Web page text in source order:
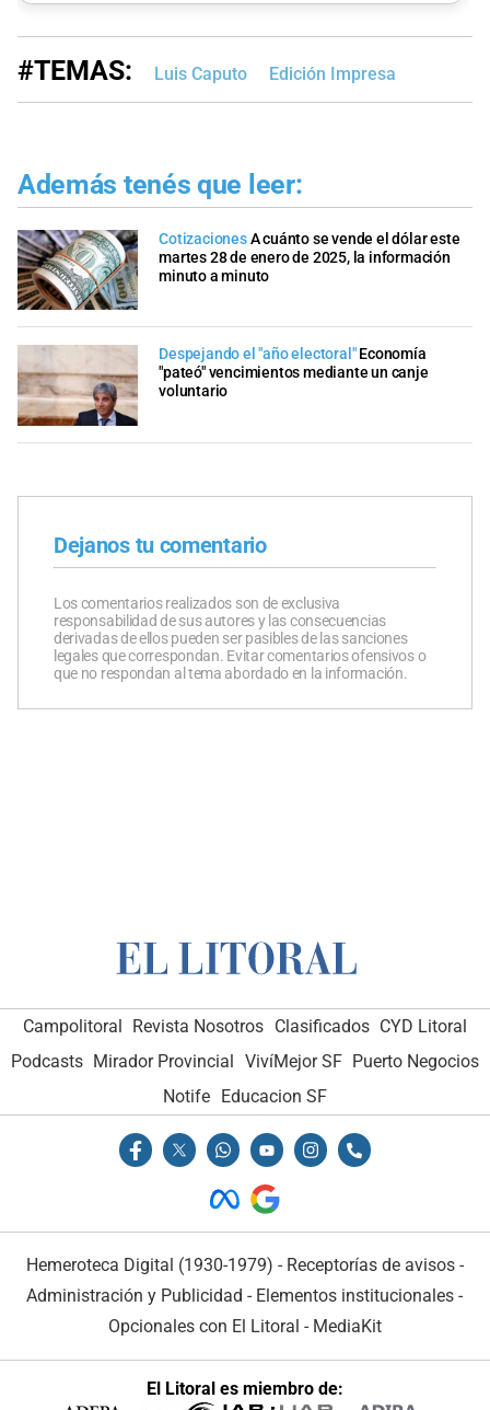
#TEMAS: Luis Caputo Edición Impresa
Además tenés que leer:
CotizacionesA cuánto se vende el dólar este
martes 28 de enero de 2025, la información
minuto a minuto
Despejando el "año electoral" Economía
"pateó" vencimientos mediante un canje
voluntario
Dejanos tu comentario
Los comentarios realizados son de exclusiva
responsabilidad de sus autores y las consecuencias
derivadas de ellos pueden ser pasibles de las sanciones
legales que correspondan. Evitar comentarios ofensivos o
que no respondan al tema abordado en la información.
Campolitoral Revista Nosotros Clasificados CYD Litoral
Podcasts Mirador Provincial VivíMejor SF Puerto Negocios
Notife
Educacion SF
Hemeroteca Digital (1930-1979) - Receptorías de avisos -
Administración y Publicidad - Elementos institucionales -
Opcionales con El Litoral - MediaKit
El Litoral es miembro de: